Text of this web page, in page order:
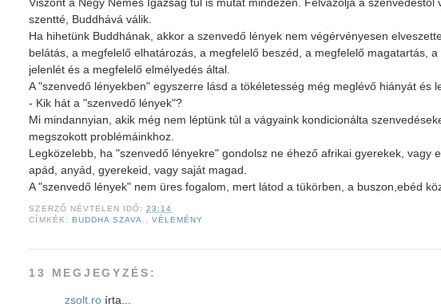
Viszont a Négy Nemes Igazság túl is mutat mindezen. Felvázolja a
szentté, Buddhává válik.
Ha hihetünk Buddhának, akkor a szenvedő lények nem végérvényesen
belátás, a megfelelő elhatározás, a megfelelő beszéd, a megfelelő magatartás,
jelenlét és a megfelelő elmélyedés által.
A "szenvedő lényekben" egyszerre lásd a tökéletesség még meglévő hiányát és
- Kik hát a "szenvedő lények"?
Mi mindannyian, akik még nem léptünk túl a vágyaink kondicionálta
megszokott problémáinkhoz.
Legközelebb, ha "szenvedő lényekre" gondolsz ne éhező afrikai gyerekek, vagy
apád, anyád, gyerekeid, vagy saját magad.
A "szenvedő lények" nem üres fogalom, mert látod a tükörben, a buszon,ebéd
SZERZŐ NÉVTELEN IDŐ: 23:14
CÍMKÉK:
BUDDHA SZAVA. ,VÉLEMÉNY
13 MEGJEGYZÉS:
zsolt.ro írta...